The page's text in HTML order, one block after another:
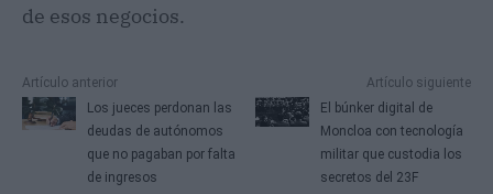
de esos negocios.
Artículo anterior
Los jueces perdonan las
deudas de autónomos
que no pagaban por falta
de ingresos
Artículo siguiente
El búnker digital de
Moncloa con tecnología
militar que custodia los
secretos del 23F